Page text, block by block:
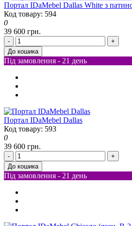
Портал IDaMebel Dallas White з
Код товару: 594
0
39 600 грн.
-
+
До кошика
Під замовлення - 21 день
Портал IDaMebel Dallas
Код товару: 593
0
39 600 грн.
-
+
До кошика
Під замовлення - 21 день